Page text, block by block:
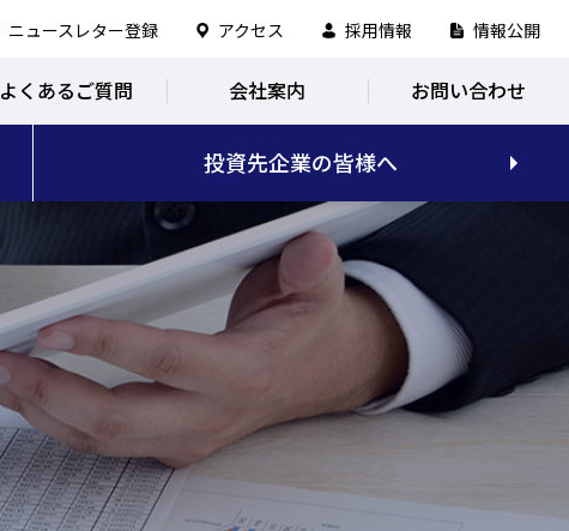
ニュースレター登録 アクセス 採用情報 情報公開
よくあるご質問 会社案内 お問い合わせ
投資先企業の皆様へ